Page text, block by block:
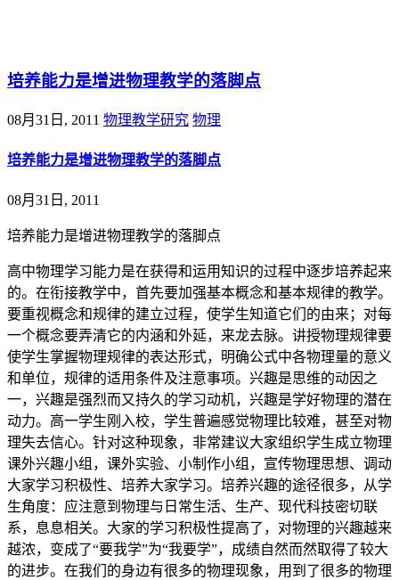
培养能力是增进物理教学的落脚点
08月31日, 2011 物理教学研究 物理
培养能力是增进物理教学的落脚点
08月31日, 2011
培养能力是增进物理教学的落脚点
高中物理学习能力是在获得和运用知识的过程中逐步培养起来
的。在衔接教学中，首先要加强基本概念和基本规律的教学。
要重视概念和规律的建立过程，使学生知道它们的由来；对每
一个概念要弄清它的内涵和外延，来龙去脉。讲授物理规律要
使学生掌握物理规律的表达形式，明确公式中各物理量的意义
和单位，规律的适用条件及注意事项。兴趣是思维的动因之
一，兴趣是强烈而又持久的学习动机，兴趣是学好物理的潜在
动力。高一学生刚入校，学生普遍感觉物理比较难，甚至对物
理失去信心。针对这种现象，非常建议大家组织学生成立物理
课外兴趣小组，课外实验、小制作小组，宣传物理思想、调动
大家学习积极性、培养大家学习。培养兴趣的途径很多，从学
生角度：应注意到物理与日常生活、生产、现代科技密切联
系，息息相关。大家的学习积极性提高了，对物理的兴趣越来
越浓，变成了“要我学”为“我要学”，成绩自然而然取得了较大
的进步。在我们的身边有很多的物理现象，用到了很多的物理